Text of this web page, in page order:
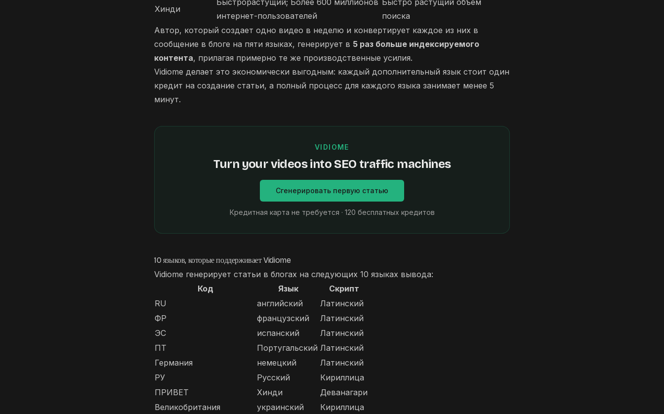
Хинди
Быстрорастущий; Более 600 миллионов
интернет-пользователей
Быстро растущий объем
поиска
Автор, который создает одно видео в неделю и конвертирует каждое из них в
сообщение в блоге на пяти языках, генерирует в 5 раз больше индексируемого
контента, прилагая примерно те же производственные усилия.
Vidiome делает это экономически выгодным: каждый дополнительный язык стоит один
кредит на создание статьи, а полный процесс для каждого языка занимает менее 5
минут.
VIDIOME
Turn your videos into SEO traffic machines
Сгенерировать первую статью
Кредитная карта не требуется · 120 бесплатных кредитов
10 языков, которые поддерживает Vidiome
Vidiome генерирует статьи в блогах на следующих 10 языках вывода:
Код
Язык
Скрипт
RU
английский
Латинский
ФР
французский
Латинский
ЭС
испанский
Латинский
ПТ
Португальский Латинский
Германия
немецкий
Латинский
РУ
Русский
Кириллица
ПРИВЕТ
Хинди
Деванагари
Великобритания
украинский
Кириллица